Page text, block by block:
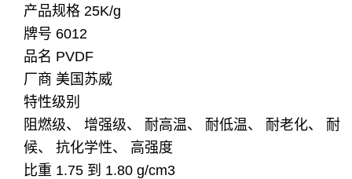
产品规格 25K/g
牌号 6012
品名 PVDF
厂商 美国苏威
特性级别
阻燃级、 增强级、 耐高温、 耐低温、 耐老化、 耐
候、 抗化学性、 高强度
比重 1.75 到 1.80 g/cm3